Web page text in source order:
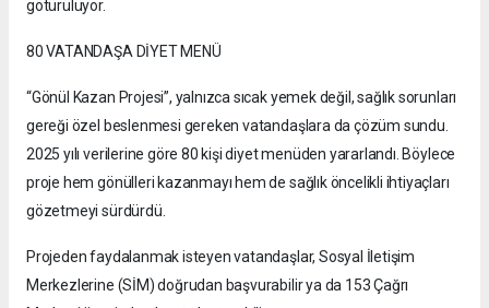
götürülüyor.
80 VATANDAŞA DİYET MENÜ
“Gönül Kazan Projesi”, yalnızca sıcak yemek değil, sağlık sorunları
gereği özel beslenmesi gereken vatandaşlara da çözüm sundu.
2025 yılı verilerine göre 80 kişi diyet menüden yararlandı. Böylece
proje hem gönülleri kazanmayı hem de sağlık öncelikli ihtiyaçları
gözetmeyi sürdürdü.
Projeden faydalanmak isteyen vatandaşlar, Sosyal İletişim
Merkezlerine (SİM) doğrudan başvurabilir ya da 153 Çağrı